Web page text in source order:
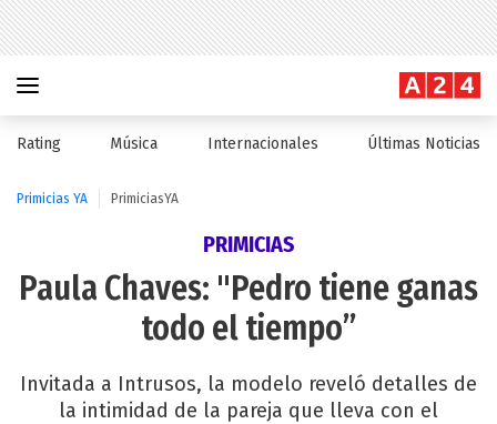
Rating Música Internacionales Últimas Noticias
Primicias YA PrimiciasYA
PRIMICIAS
Paula Chaves: "Pedro tiene ganas
todo el tiempo”
Invitada a Intrusos, la modelo reveló detalles de
la intimidad de la pareja que lleva con el